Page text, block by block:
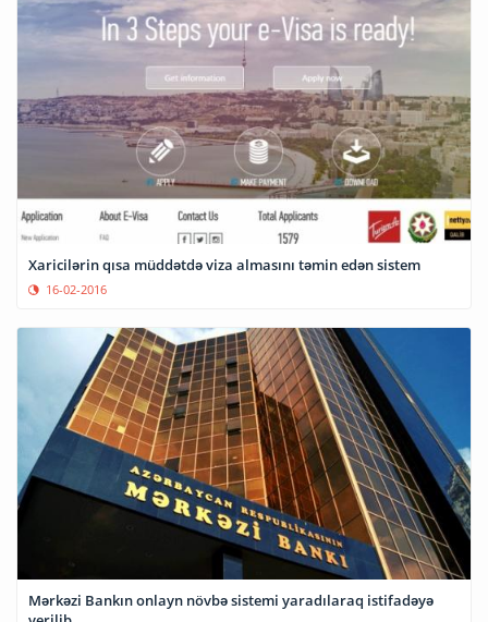
Xaricilərin qısa müddətdə viza almasını təmin edən sistem
16-02-2016
Mərkəzi Bankın onlayn növbə sistemi yaradılaraq istifadəyə